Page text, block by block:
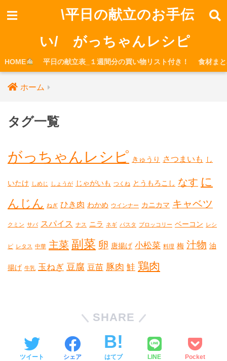
\平日の献立のお手伝
い/ がっちゃんレシピ
HOME 平日の献立表_１週間分の買い物リスト付き！ 食材ま
ホーム
タグ一覧
がっちゃんレシピ きゅうり さつまいも し
いたけ しめじ しょうが じゃがいも つくね とうもろこし なす に
んじん ねぎ ひき肉 わかめ ウインナー カニカマ キャベツ
クミン サバ スパイス ナス ニラ ネギ パスタ ブロッコリー ベーコン レシ
ピ レタス 中華 主菜 副菜 卵 唐揚げ 小松菜 料理 梅 汁物 油
揚げ 牛乳 玉ねぎ 豆腐 豆苗 豚肉 鮭 鶏肉
SHARE
ツイート シェア はてブ LINE Pocket